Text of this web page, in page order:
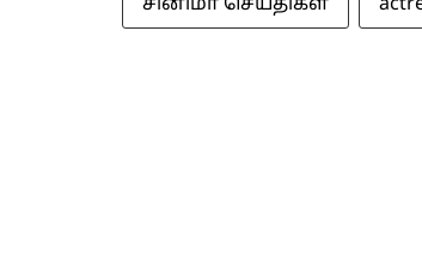
சினிமா செய்திகள்